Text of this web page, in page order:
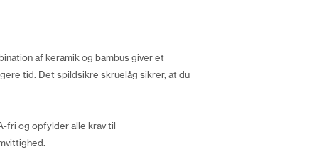
af keramik og bambus giver et
tid. Det spildsikre skruelåg sikrer, at du
fri og opfylder alle krav til